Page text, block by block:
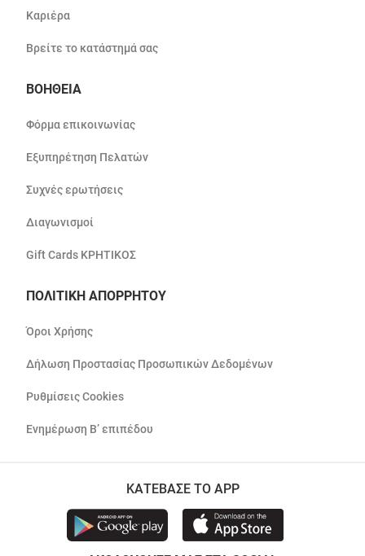
Καριέρα
Βρείτε το κατάστημά σας
ΒΟΗΘΕΙΑ
Φόρμα επικοινωνίας
Εξυπηρέτηση Πελατών
Συχνές ερωτήσεις
Διαγωνισμοί
Gift Cards ΚΡΗΤΙΚΟΣ
ΠΟΛΙΤΙΚΗ ΑΠΟΡΡΗΤΟΥ
Όροι Χρήσης
Δήλωση Προστασίας Προσωπικών Δεδομένων
Ρυθμίσεις Cookies
Ενημέρωση Β’ επιπέδου
ΚΑΤΕΒΑΣΕ ΤΟ APP